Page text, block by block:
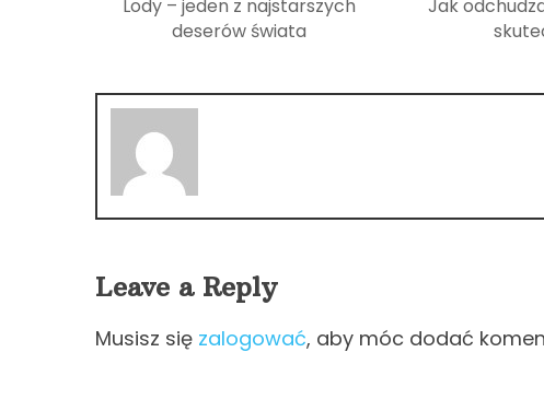
Lody – jeden z najstarszych
deserów świata
Jak
Leave a Reply
Musisz się zalogować, aby móc dodać